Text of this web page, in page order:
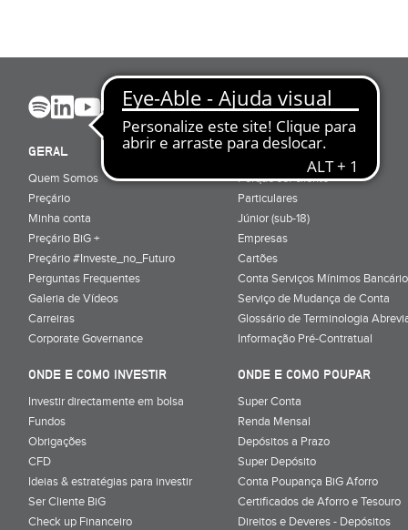
GERAL
Quem Somos
Preçário
Minha conta
Preçário BiG +
Preçário #Investe_no_Futuro
Perguntas Frequentes
Galeria de Vídeos
Carreiras
Corporate Governance
ABRIR CONTA
Porquê ser cliente
Particulares
Júnior (sub-18)
Empresas
Cartões
Conta Serviços Mínimos
Serviço de Mudança de Conta
Glossário de Terminologia
Informação Pré-Contratual
ONDE E COMO INVESTIR
Investir directamente em bolsa
Fundos
Obrigações
CFD
Ideias & estratégias para investir
Ser Cliente BiG
Check up Financeiro
ONDE E COMO POUPAR
Super Conta
Renda Mensal
Depósitos a Prazo
Super Depósito
Conta Poupança BiG Aforro
Certificados de Aforro e Tesouro
Direitos e Deveres - Depósitos